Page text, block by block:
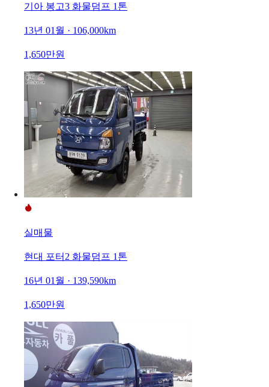
기아 봉고3 화물덤프 1톤
13년 01월 · 106,000km
1,650만원
실매물
현대 포터2 화물덤프 1톤
16년 01월 · 139,590km
1,650만원